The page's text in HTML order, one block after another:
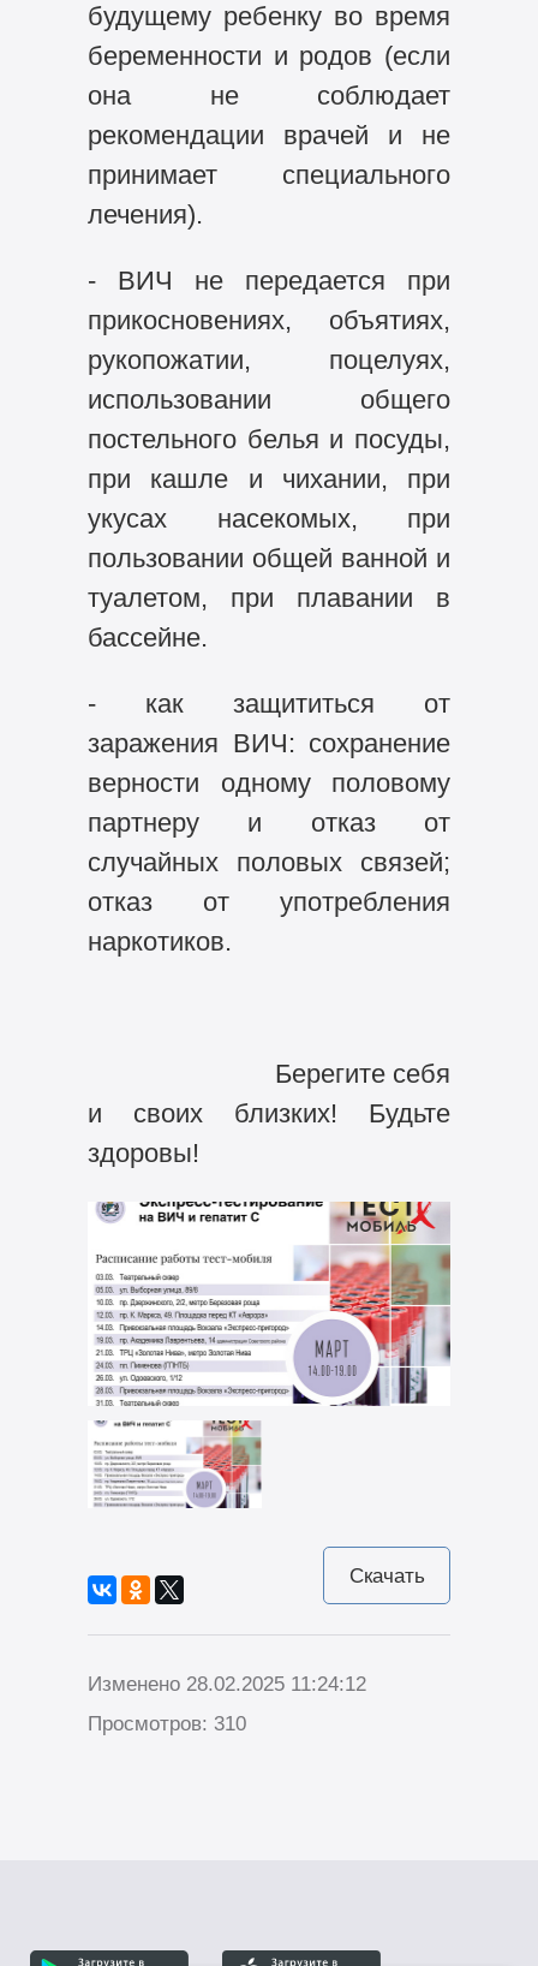
будущему ребенку во время
беременности и родов (если
она не соблюдает
рекомендации врачей и не
принимает специального
лечения).
- ВИЧ не передается при
прикосновениях, объятиях,
рукопожатии, поцелуях,
использовании общего
постельного белья и посуды,
при кашле и чихании, при
укусах насекомых, при
пользовании общей ванной и
туалетом, при плавании в
бассейне.
- как защититься от
заражения ВИЧ: сохранение
верности одному половому
партнеру и отказ от
случайных половых связей;
отказ от употребления
наркотиков.
Берегите себя
и своих близких! Будьте
здоровы!
Скачать
Изменено 28.02.2025 11:24:12
Просмотров: 310